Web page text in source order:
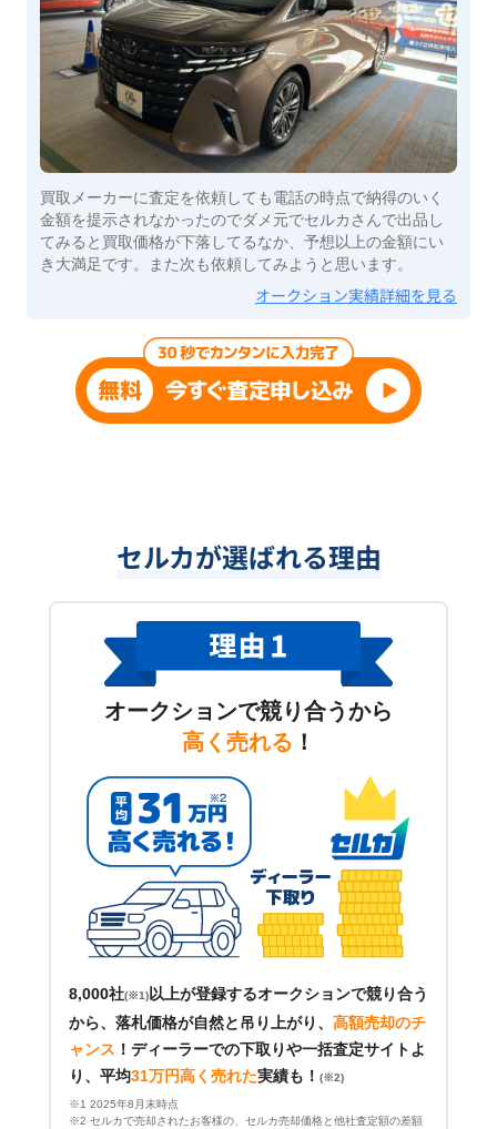
買取メーカーに査定を依頼しても電話の時点で納得のいく
金額を提示されなかったのでダメ元でセルカさんで出品し
てみると買取価格が下落してるなか、予想以上の金額にい
き大満足です。また次も依頼してみようと思います。
オークション実績詳細を見る
セルカが選ばれる理由
オークションで競り合うから
高く売れる ！
8,000社(※1)以上が登録するオークションで競り合う
から、落札価格が自然と吊り上がり、 高額売却のチ
ャンス ！ ディーラーでの下取りや一括査定サイトよ
り、平均31万円高く売れた実績も！ (※2)
※1 2025年8月末時点
※2 セルカで売却されたお客様の、セルカ売却価格と他社査定額の差額